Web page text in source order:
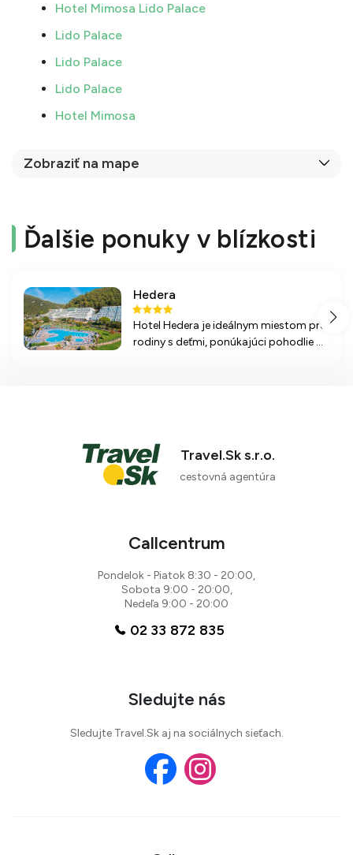
Hotel Mimosa Lido Palace
Lido Palace
Lido Palace
Lido Palace
Hotel Mimosa
Zobraziť na mape
Ďalšie ponuky v blízkosti
Hedera
Hotel Hedera je ideálnym miestom pre
rodiny s deťmi, ponúkajúci pohodlie a
Travel.Sk s.r.o.
cestovná agentúra
Callcentrum
Pondelok - Piatok 8:30 - 20:00,
Sobota 9:00 - 20:00,
Nedeľa 9:00 - 20:00
02 33 872 835
Sledujte nás
Sledujte Travel.Sk aj na sociálnych sieťach.